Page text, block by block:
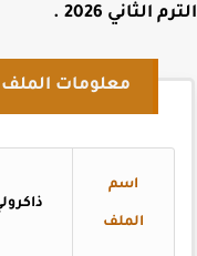
الثاني 2026
.
معلومات الملف
اسم
الملف
ذاكرولي -